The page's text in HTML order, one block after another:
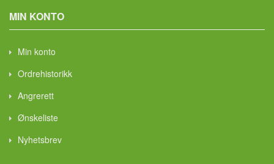
MIN KONTO
Min konto
Ordrehistorikk
Angrerett
Ønskeliste
Nyhetsbrev